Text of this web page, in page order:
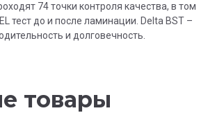
74 точки контроля качества, в том
тест до и после ламинации. Delta BST –
и долговечность.
товары